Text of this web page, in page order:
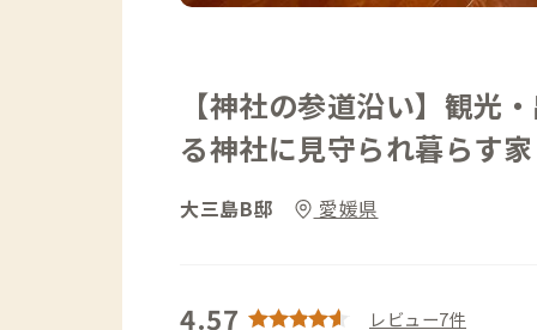
【神社の参道沿い】観光
る神社に見守られ暮らす家
大三島B邸 愛媛県
4.57 レビュー7件